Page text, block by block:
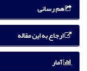
هم رسانی
ارجاع به این مقاله
آمار